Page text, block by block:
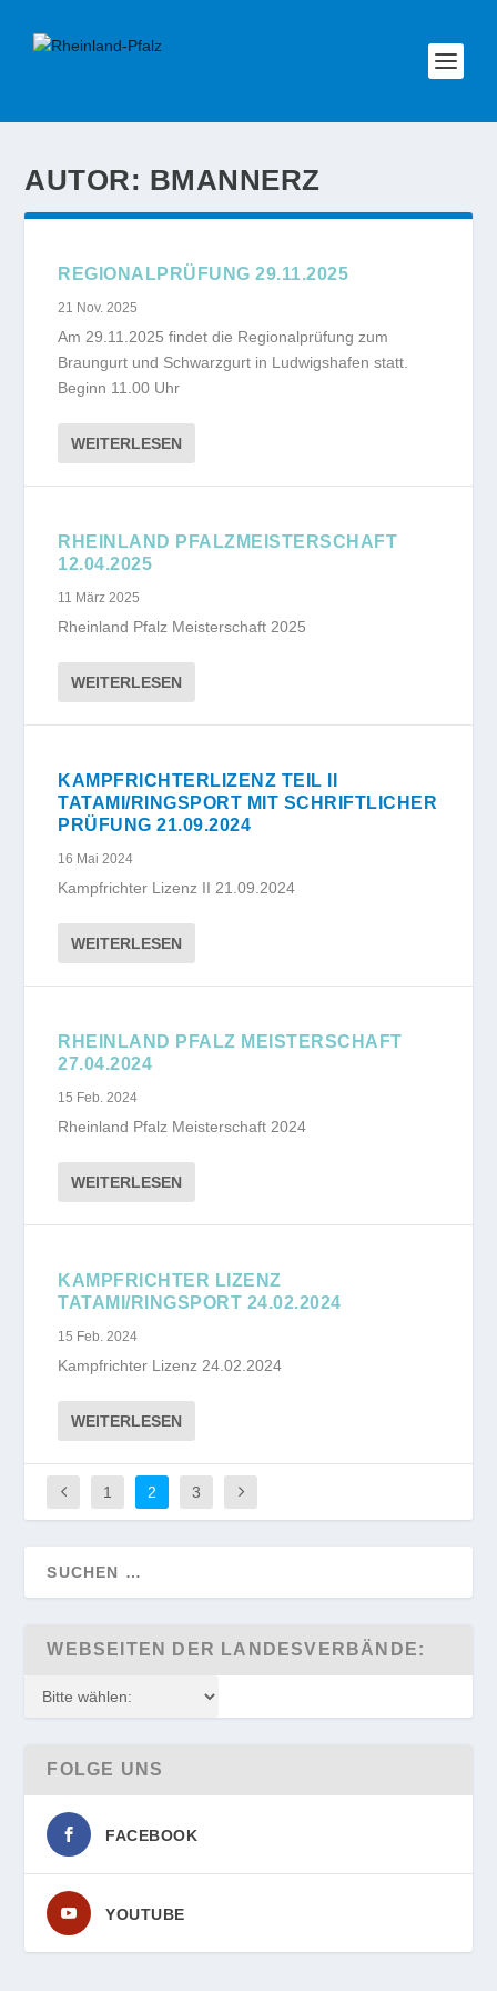
AUTOR: BMANNERZ
REGIONALPRÜFUNG 29.11.2025
21 Nov. 2025
Am 29.11.2025 findet die Regionalprüfung zum
Braungurt und Schwarzgurt in Ludwigshafen statt.
Beginn 11.00 Uhr
WEITERLESEN
RHEINLAND PFALZMEISTERSCHAFT
12.04.2025
11 März 2025
Rheinland Pfalz Meisterschaft 2025
WEITERLESEN
KAMPFRICHTERLIZENZ TEIL II
TATAMI/RINGSPORT MIT SCHRIFTLICHER
PRÜFUNG 21.09.2024
16 Mai 2024
Kampfrichter Lizenz II 21.09.2024
WEITERLESEN
RHEINLAND PFALZ MEISTERSCHAFT
27.04.2024
15 Feb. 2024
Rheinland Pfalz Meisterschaft 2024
WEITERLESEN
KAMPFRICHTER LIZENZ
TATAMI/RINGSPORT 24.02.2024
15 Feb. 2024
Kampfrichter Lizenz 24.02.2024
WEITERLESEN
1 2 3
WEBSEITEN DER LANDESVERBÄNDE:
FOLGE UNS
FACEBOOK
YOUTUBE